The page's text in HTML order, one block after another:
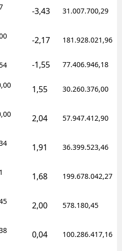
-3,43 31.007.700,29
-2,17 181.928.021,96
-1,55 77.406.946,18
1,55 30.260.376,00
2,04 57.947.412,90
1,91 36.399.523,46
1,68 199.678.042,27
2,00 578.180,45
0,04 100.286.417,16